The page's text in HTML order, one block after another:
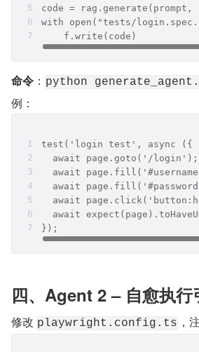
code =
with open("tests/
    f.write(code)
命令 ： python
例：
test('login test', async ({
  await page.goto('/login');
await
await
await
await
});
四、Agent 2 – 自愈执行
修改 playwright.config.ts ，